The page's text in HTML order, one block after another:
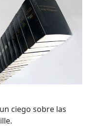
ciego sobre las